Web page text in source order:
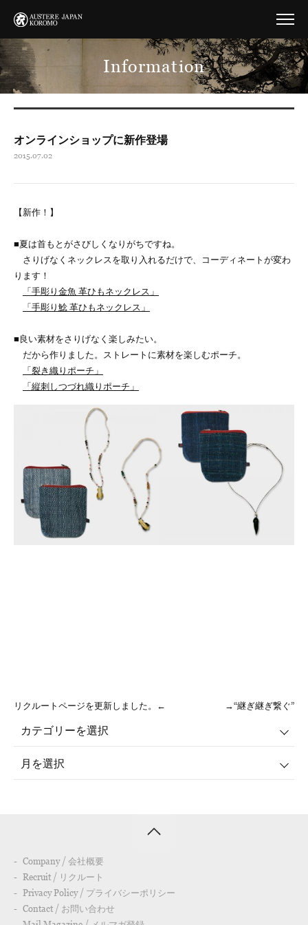
Information
オンラインショップに新作登場
2015.07.02
【新作！】
■夏は首もとがさびしくなりがちですね。
さりげなくネックレスを取り入れるだけで、コーディネートが変わ
ります！
「手彫り金魚 革ひもネックレス」
「手彫り鯰 革ひもネックレス」
■良い素材をさりげなく楽しみたい。
だから作りました。ストレートに素材を楽しむポーチ。
「裂き織りポーチ」
「縦刺しつづれ織りポーチ」
リクルートページを更新しました。← →“継ぎ継ぎ繋ぐ”
Company / 会社概要
Recruit / リクルート
Privacy Policy / プライバシーポリシー
Contact / お問い合わせ